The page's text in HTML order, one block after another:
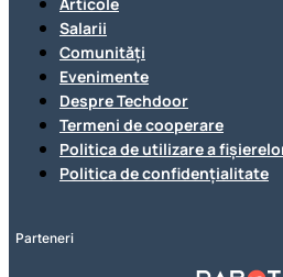
Articole
Salarii
Comunități
Evenimente
Despre Techdoor
Termeni de cooperare
Politica de utilizare a
Politica de confidențialitate
Parteneri